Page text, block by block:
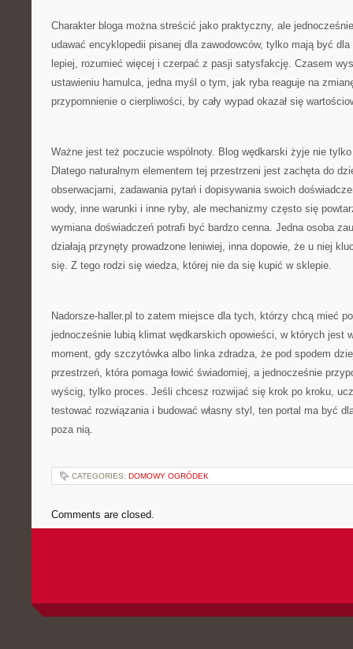
Charakter bloga można streścić jako praktyczny, ale
udawać encyklopedii pisanej dla zawodowców, tylko mają być
lepiej, rozumieć więcej i czerpać z pasji satysfakcję. Czasem
ustawieniu hamulca, jedna myśl o tym, jak ryba reaguje na
przypomnienie o cierpliwości, by cały wypad okazał się
Ważne jest też poczucie wspólnoty. Blog wędkarski żyje nie
Dlatego naturalnym elementem tej przestrzeni jest zachęta do
obserwacjami, zadawania pytań i dopisywania swoich
wody, inne warunki i inne ryby, ale mechanizmy często się
wymiana doświadczeń potrafi być bardzo cenna. Jedna osoba
działają przynęty prowadzone leniwiej, inna dopowie, że u niej
się. Z tego rodzi się wiedza, której nie da się kupić w sklepie.
Nadorsze-haller.pl to zatem miejsce dla tych, którzy chcą mieć
jednocześnie lubią klimat wędkarskich opowieści, w których jest
moment, gdy szczytówka albo linka zdradza, że pod spodem
przestrzeń, która pomaga łowić świadomiej, a jednocześnie
wyścig, tylko proces. Jeśli chcesz rozwijać się krok po kroku,
testować rozwiązania i budować własny styl, ten portal ma być
poza nią.
CATEGORIES: DOMOWY OGRÓDEK
Comments are closed.